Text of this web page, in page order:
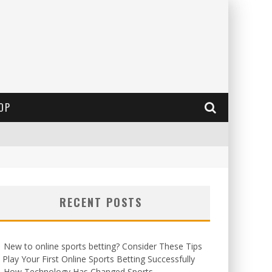
RECENT POSTS
New to online sports betting? Consider These Tips
Your First Online Sports Betting Successfully